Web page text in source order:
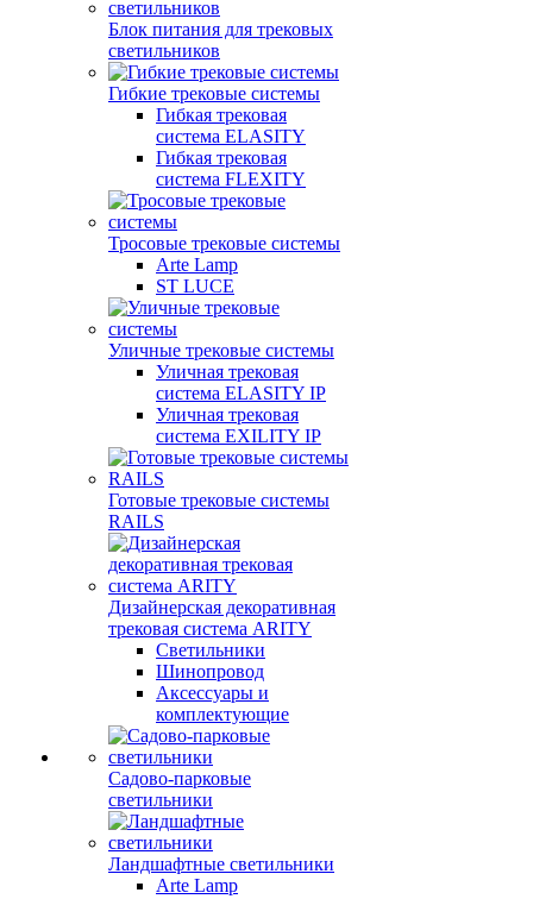
Блок питания для трековых
светильников
Гибкие трековые системы
Гибкая трековая
система ELASITY
Гибкая трековая
система FLEXITY
Тросовые трековые системы
Arte Lamp
ST LUCE
Уличные трековые системы
Уличная трековая
система ELASITY IP
Уличная трековая
система EXILITY IP
Готовые трековые системы
RAILS
Дизайнерская декоративная
трековая система ARITY
Светильники
Шинопровод
Аксессуары и
комплектующие
Садово-парковые
светильники
Ландшафтные светильники
Arte Lamp